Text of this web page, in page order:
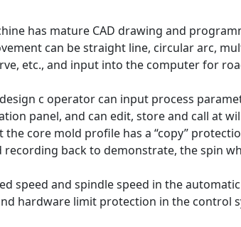
has mature CAD drawing and
can be straight line, circular arc,
etc., and input into the computer for
c operator can input process
panel, and can edit, store and call at
the core mold profile has a “copy”
recording back to demonstrate, the spin
speed and spindle speed in the
hardware limit protection in the control